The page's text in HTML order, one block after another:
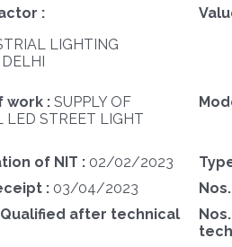
:
LIGHTING
work :SUPPLY OF
LED STREET LIGHT
of NIT : 02/02/2023
: 03/04/2023
after technical